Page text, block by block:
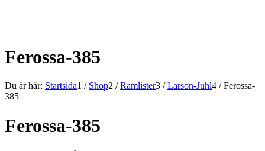
Ferossa-385
Du är här: Startsida1 / Shop2 / Ramlister3 / Larson-Juhl4 / Ferossa-
385
Ferossa-385